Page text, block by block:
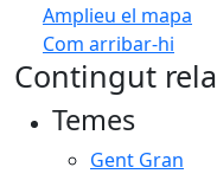
Amplieu el mapa
Com arribar-hi
+
Contingut
Temes
Gent Gran